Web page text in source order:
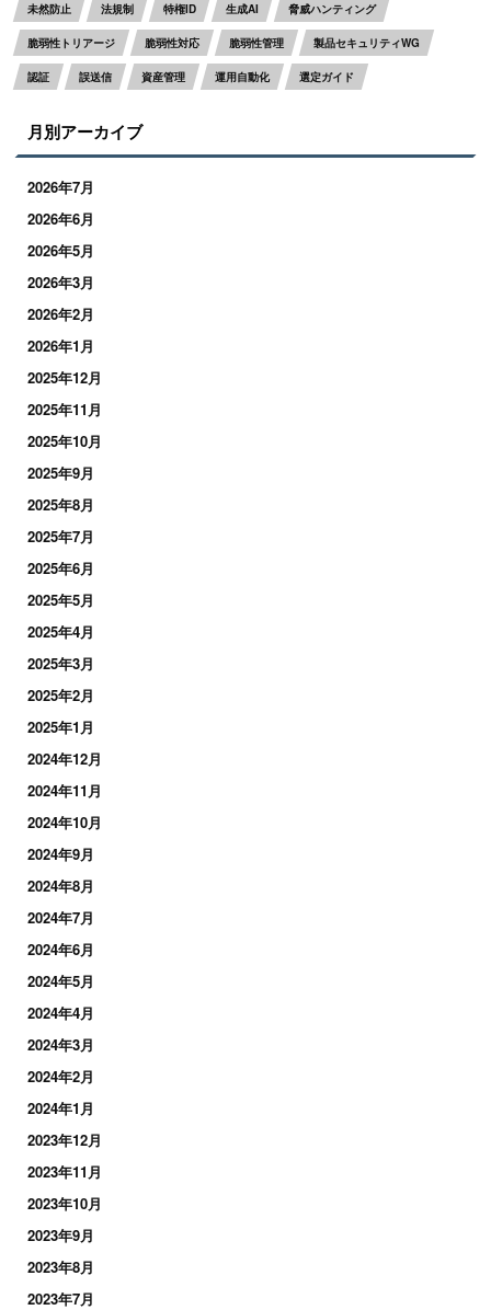
未然防止 法規制 特権ID 生成AI 脅威ハンティング
脆弱性トリアージ 脆弱性対応 脆弱性管理 製品セキュリティWG
認証 誤送信 資産管理 運用自動化 選定ガイド
月別アーカイブ
2026年7月
2026年6月
2026年5月
2026年3月
2026年2月
2026年1月
2025年12月
2025年11月
2025年10月
2025年9月
2025年8月
2025年7月
2025年6月
2025年5月
2025年4月
2025年3月
2025年2月
2025年1月
2024年12月
2024年11月
2024年10月
2024年9月
2024年8月
2024年7月
2024年6月
2024年5月
2024年4月
2024年3月
2024年2月
2024年1月
2023年12月
2023年11月
2023年10月
2023年9月
2023年8月
2023年7月